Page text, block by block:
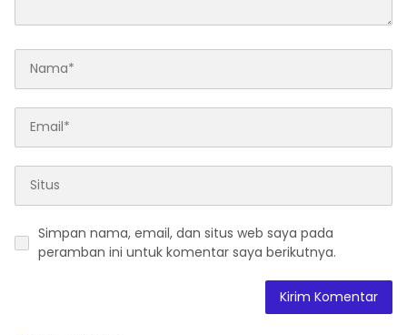
Simpan nama, email, dan situs web saya pada
peramban ini untuk komentar saya berikutnya.